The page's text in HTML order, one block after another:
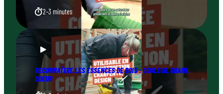
2–3 minutes
RECONNAÎTRE LES ESSENCES DE BOIS : COULEUR, GRAIN,
ODEUR